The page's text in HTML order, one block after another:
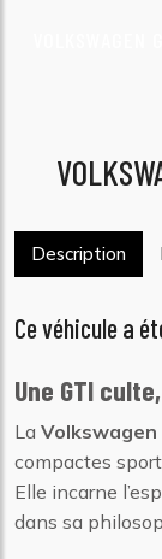
Description
Ce véhicule a
Une GTI
La Volkswagen
compactes
Elle incarne
dans sa